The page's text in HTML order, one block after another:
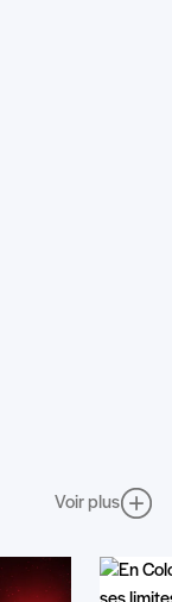
Voir plus